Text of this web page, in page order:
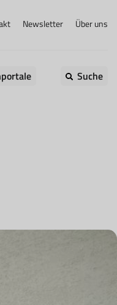
Newsletter Über uns
Suche